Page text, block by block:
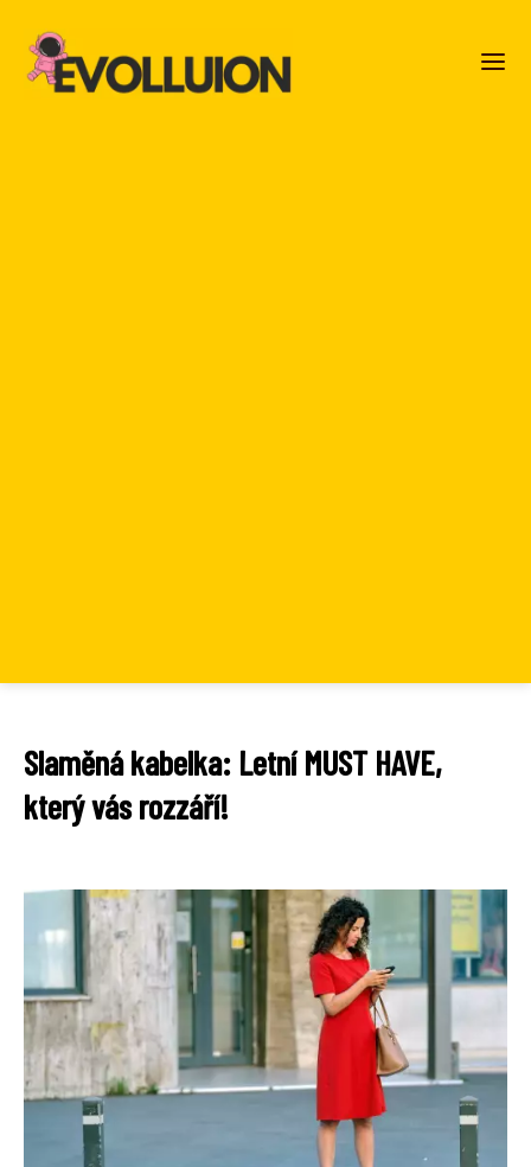
Slaměná kabelka: Letní MUST HAVE,
který vás rozzáří!